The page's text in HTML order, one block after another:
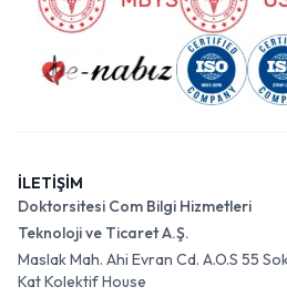
İLETİŞİM
Doktorsitesi Com Bilgi Hizmetleri
Teknoloji ve Ticaret A.Ş.
Maslak Mah. Ahi Evran Cd. A.O.S 55
Kat Kolektif House